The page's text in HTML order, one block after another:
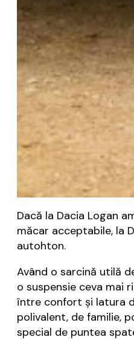
Dacă la Dacia Logan
măcar acceptabile, la
autohton.
Având o sarcină utilă
o suspensie ceva mai
între confort și latura
polivalent, de familie,
special de puntea